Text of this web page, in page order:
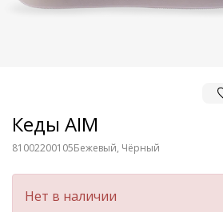
Кеды AIM
81002200105Бежевый, Чёрный
Нет в наличии